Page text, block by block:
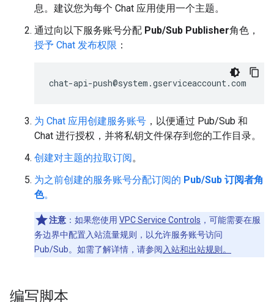
息。建议您为每个 Chat 应用使用一个主题。
通过向以下服务账号分配 Pub/Sub Publisher角色，
授予 Chat 发布权限 ：
为 Chat 应用创建服务账号 ，以便通过 Pub/Sub 和
Chat 进行授权，并将私钥文件保存到您的工作目录。
创建对主题的拉取订阅。
为之前创建的服务账号分配订阅的 Pub/Sub 订阅者角
色。
注意 ：如果您使用 VPC Service Controls ，可能需要在服
务边界中配置入站流量规则，以允许服务账号访问
Pub/Sub。如需了解详情，请参阅 入站和出站规则。
编写脚本